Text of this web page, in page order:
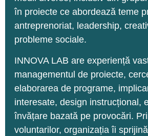
în proiecte ce abordează teme
antreprenoriat, leadership,
probleme sociale.
INNOVA LAB are experiență
managementul de proiecte,
elaborarea de programe,
interesate, design instrucțional,
învățare bazată pe provocări.
voluntarilor, organizația îi